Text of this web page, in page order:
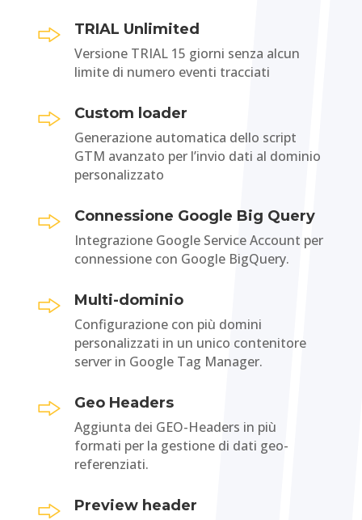
TRIAL Unlimited
Versione TRIAL 15 giorni senza alcun
limite di numero eventi tracciati
Custom loader
Generazione automatica dello script
GTM avanzato per l’invio dati al dominio
personalizzato
Connessione Google Big Query
Integrazione Google Service Account per
connessione con Google BigQuery.
Multi-dominio
Configurazione con più domini
personalizzati in un unico contenitore
server in Google Tag Manager.
Geo Headers
Aggiunta dei GEO-Headers in più
formati per la gestione di dati geo-
referenziati.
Preview header